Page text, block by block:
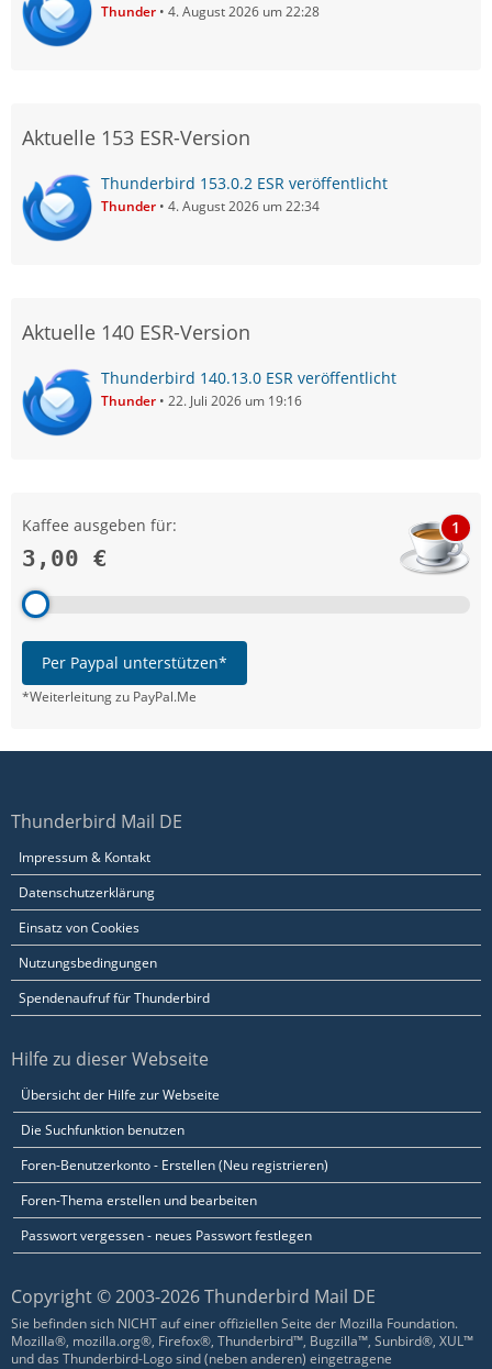
Thunder 4. August 2026 um 22:28
Aktuelle 153 ESR-Version
Thunderbird 153.0.2 ESR veröffentlicht
Thunder 4. August 2026 um 22:34
Aktuelle 140 ESR-Version
Thunderbird 140.13.0 ESR veröffentlicht
Thunder 22. Juli 2026 um 19:16
Kaffee ausgeben für:
3,00 €
1
Per Paypal unterstützen*
*Weiterleitung zu PayPal.Me
Thunderbird Mail DE
Impressum & Kontakt
Datenschutzerklärung
Einsatz von Cookies
Nutzungsbedingungen
Spendenaufruf für Thunderbird
Hilfe zu dieser Webseite
Übersicht der Hilfe zur Webseite
Die Suchfunktion benutzen
Foren-Benutzerkonto - Erstellen (Neu registrieren)
Foren-Thema erstellen und bearbeiten
Passwort vergessen - neues Passwort festlegen
Copyright © 2003-2026 Thunderbird Mail DE
Sie befinden sich NICHT auf einer offiziellen Seite der Mozilla Foundation.
Mozilla®, mozilla.org®, Firefox®, Thunderbird™, Bugzilla™, Sunbird®, XUL™
und das Thunderbird-Logo sind (neben anderen) eingetragene